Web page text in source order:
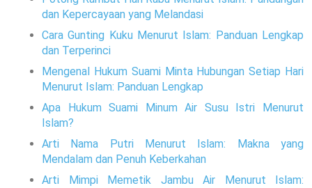
dan Kepercayaan yang Melandasi
Cara Gunting Kuku Menurut Islam: Panduan Lengkap
dan Terperinci
Mengenal Hukum Suami Minta Hubungan Setiap Hari
Menurut Islam: Panduan Lengkap
Apa Hukum Suami Minum Air Susu Istri Menurut
Islam?
Arti Nama Putri Menurut Islam: Makna yang
Mendalam dan Penuh Keberkahan
Arti Mimpi Memetik Jambu Air Menurut Islam: